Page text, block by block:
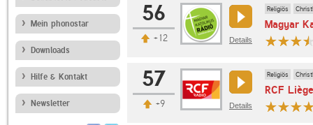
Mein phonostar
Downloads
Hilfe & Kontakt
Newsletter
56
+12 Details
Religiös
Magyar
57
+9 Details
Religiös
RCF Liège